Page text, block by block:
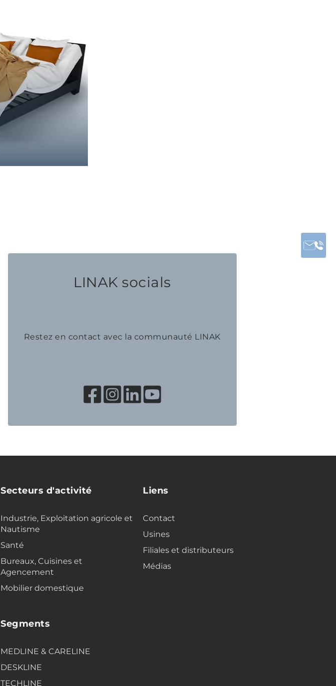
LINAK socials
Restez en contact avec la communauté LINAK
Secteurs d'activité
Industrie, Exploitation agricole et
Nautisme
Santé
Bureaux, Cuisines et
Agencement
Mobilier domestique
Segments
MEDLINE & CARELINE
DESKLINE
TECHLINE
Liens
Contact
Usines
Filiales et distributeurs
Médias